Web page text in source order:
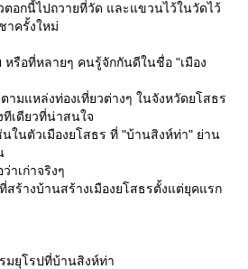
กนี้ไปถวายที่วัด และแขวนไว้ในวัดไว้
าครั้งใหม่
หรือที่หลายๆ คนรู้จักกันดีในชื่อ "เมือง
ตามแหล่งท่องเที่ยวต่างๆ ในจังหวัดยโสธร
เดียวที่น่าสนใจ
นในตัวเมืองยโสธร ที่ "บ้านสิงห์ท่า" ย่าน
าเก่าจริงๆ
สร้างบ้านสร้างเมืองยโสธรตั้งแต่ยุคแรก
มยุโรปที่บ้านสิงห์ท่า